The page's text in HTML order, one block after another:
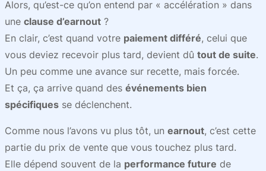
Alors, qu’est-ce qu’on entend par « accélération » dans
une clause d’earnout ?
En clair, c’est quand votre paiement différé, celui que
vous deviez recevoir plus tard, devient dû tout de suite.
Un peu comme une avance sur recette, mais forcée.
Et ça, ça arrive quand des événements bien
spécifiques se déclenchent.
Comme nous l’avons vu plus tôt, un earnout, c’est cette
partie du prix de vente que vous touchez plus tard.
Elle dépend souvent de la performance future de